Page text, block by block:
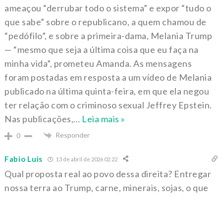
ameaçou “derrubar todo o sistema” e expor “tudo o
que sabe” sobre o republicano, a quem chamou de
“pedófilo”, e sobre a primeira-dama, Melania Trump
— “mesmo que seja a última coisa que eu faça na
minha vida”, prometeu Amanda. As mensagens
foram postadas em resposta a um vídeo de Melania
publicado na última quinta-feira, em que ela negou
ter relação com o criminoso sexual Jeffrey Epstein.
Nas publicações,… Leia mais »
0 Responder
Fabio Luis 13 de abril de 2026 02:22
Qual proposta real ao povo dessa direita? Entregar
nossa terra ao Trump, carne, minerais, sojas, o que